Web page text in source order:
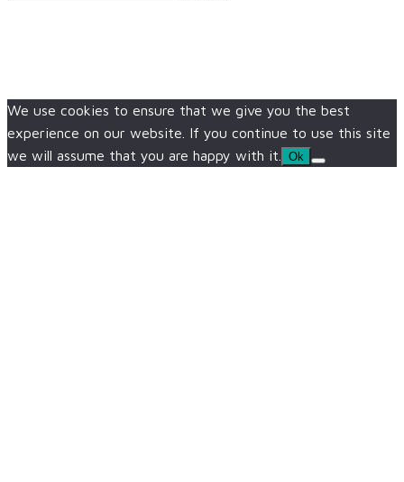
We use cookies to ensure that we give you the best
experience on our website. If you continue to use this site
we will assume that you are happy with it.
Ok